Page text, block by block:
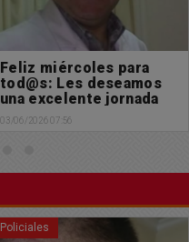
Muy feliz comienzo de
mes para tod@s
31/05/2026 23:30
Sociedad